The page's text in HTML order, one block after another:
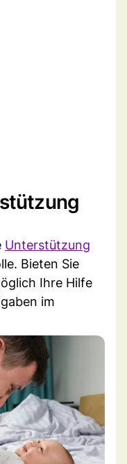
Unterstützung
Bieten Sie
Ihre Hilfe
im